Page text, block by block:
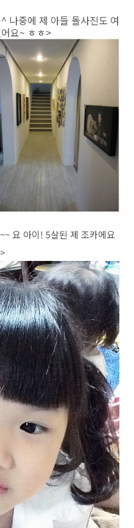
나중에 제 아들 돌사진도 여
요~ ㅎㅎ>
요 아이! 5살된 제 조카에요